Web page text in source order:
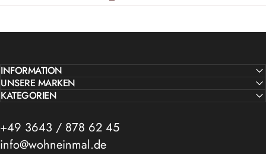
INFORMATION
UNSERE MARKEN
KATEGORIEN
+49 3643 / 878 62 45
info@wohneinmal.de